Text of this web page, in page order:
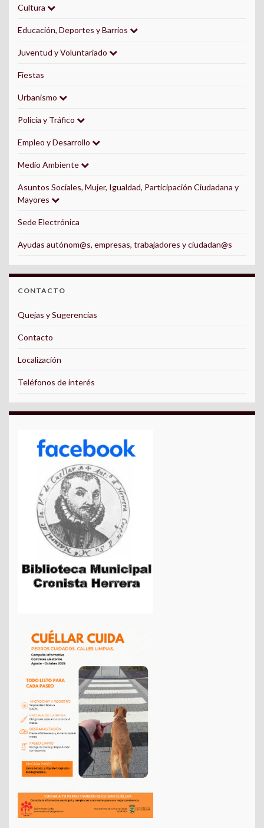
Cultura
Educación, Deportes y Barrios
Juventud y Voluntariado
Fiestas
Urbanismo
Policía y Tráfico
Empleo y Desarrollo
Medio Ambiente
Asuntos Sociales, Mujer, Igualdad, Participación Ciudadana y
Mayores
Sede Electrónica
Ayudas autónom@s, empresas, trabajadores y ciudadan@s
CONTACTO
Quejas y Sugerencias
Contacto
Localización
Teléfonos de interés